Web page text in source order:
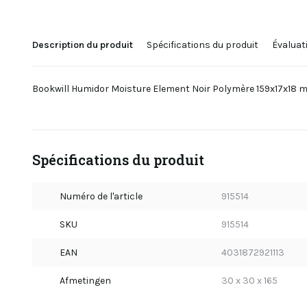
Description du produit Spécifications du produit
Bookwill Humidor Moisture Element Noir Polymère 159x17x18
Spécifications du produit
Numéro de l'article 915514
SKU 915514
EAN 4031872921113
Afmetingen 30 x 30 x 165